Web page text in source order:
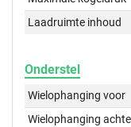
Laadruimte inhoud
Onderstel
Wielophanging voor
Wielophanging